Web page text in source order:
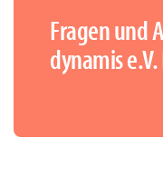
Fragen und
dynamis e.V.